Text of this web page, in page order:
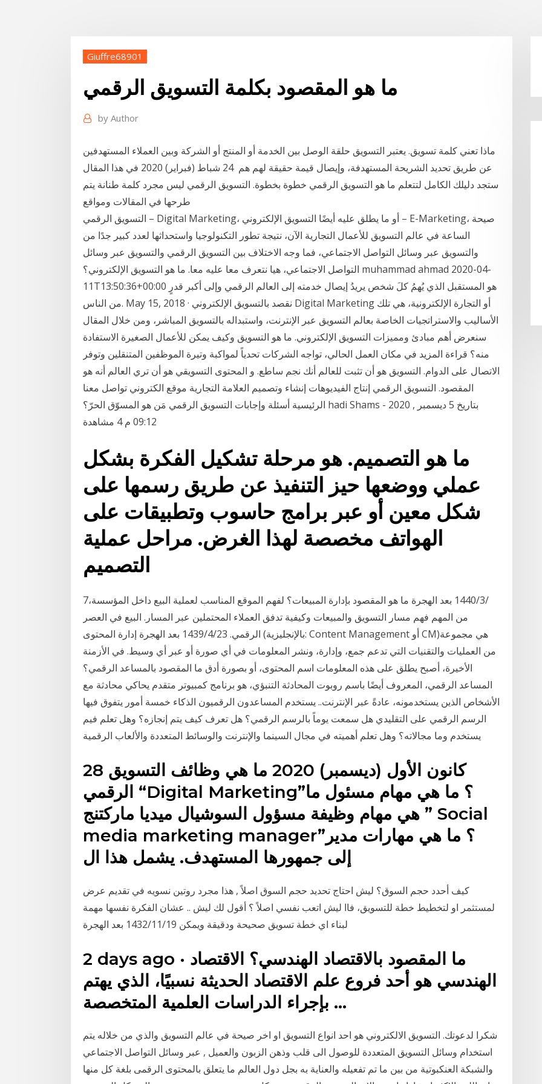
Giuffre68901
ما هو المقصود بكلمة التسويق الرقمي
by Author
ماذا تعني كلمة تسويق. يعتبر التسويق حلقة الوصل بين الخدمة أو المنتج أو الشركة وبين العملاء المستهدفين
عن طريق تحديد الشريحة المستهدفة، وإيصال قيمة حقيقة لهم هم 24 شباط (فبراير) 2020 في هذا المقال
ستجد دليلك الكامل لتتعلم ما هو التسويق الرقمي خطوة بخطوة. التسويق الرقمي ليس مجرد كلمة طنانة يتم
التسويق الرقمي – Digital Marketing، أو ما يطلق عليه أيضًا التسويق الإلكتروني – E-Marketing، صيحة
الساعة في عالم التسويق للأعمال التجارية الآن، نتيجة تطور التكنولوجيا واستحداثها لعدد كبير جدًا من
والتسويق عبر وسائل التواصل الاجتماعي، فما وجه الاختلاف بين التسويق الرقمي والتسويق عبر وسائل
التواصل الاجتماعي، هيا نتعرف معا عليه معا. ما هو التسويق الإلكتروني؟ muhammad ahmad 2020-04-
11T13:50:36+00:00 هو المستقبل الذي يُهمُ كلَ شخص يريدُ إيصال خدمته إلى العالم الرقمي وإلى أكبر قدرٍ
من الناس. May 15, 2018 · نقصد بالتسويق الإلكتروني Digital Marketing أو التجارة الإلكترونية، هي تلك
الأساليب والاستراتجيات الخاصة بعالم التسويق عبر الإنترنت، واستبداله بالتسويق المباشر، ومن خلال المقال
سنعرض أهم مبادئ ومميزات التسويق الإلكتروني. ما هو التسويق وكيف يمكن للأعمال الصغيرة الاستفادة
منه؟ قراءة المزيد في مكان العمل الحالي، تواجه الشركات تحدياً لمواكبة وتيرة الموظفين المتنقلين وتوفر
الاتصال على الدوام. التسويق هو أن تثبت للعالم أنك نجم ساطع. و المحتوى التسويقي هو أن تري العالم أنه هو
المقصود. التسويق الرقمي إنتاج الفيديوهات إنشاء وتصميم العلامة التجارية موقع الكتروني تواصل معنا
الرئيسية أسئلة وإجابات التسويق الرقمي مَن هو المسوّق الحرّ؟ hadi Shams بتاريخ 5 ديسمبر , 2020 -
09:12 م 4 مشاهدة
ما هو التصميم. هو مرحلة تشكيل الفكرة بشكل
عملي ووضعها حيز التنفيذ عن طريق رسمها على
شكل معين أو عبر برامج حاسوب وتطبيقات على
الهواتف مخصصة لهذا الغرض. مراحل عملية
التصميم
7‏‏/3‏‏/1440 بعد الهجرة ما هو المقصود بإدارة المبيعات؟ لفهم الموقع المناسب لعملية البيع داخل المؤسسة،
من المهم فهم مسار التسويق والمبيعات وكيفية تدفق العملاء المحتملين عبر المسار. البيع في العصر
الرقمي. 23‏‏/4‏‏/1439 بعد الهجرة إدارة المحتوى (بالإنجليزية: Content Management أو CM)‏ هي مجموعة
من العمليات والتقنيات التي تدعم جمع، وإدارة، ونشر المعلومات في أي صورة أو عبر أي وسيط. في الأزمنة
الأخيرة، أصبح يطلق على هذه المعلومات اسم المحتوى، أو بصورة أدق ما المقصود بالمساعد الرقمي؟
المساعد الرقمي، المعروف أيضًا باسم روبوت المحادثة التنبؤي، هو برنامج كمبيوتر متقدم يحاكي محادثة مع
الأشخاص الذين يستخدمونه، عادةً عبر الإنترنت.. يستخدم المساعدون الرقميون الذكاء خمسة أمور يتفوق فيها
الرسم الرقمي على التقليدي هل سمعت يوماً بالرسم الرقمي؟ هل تعرف كيف يتم إنجازه؟ وهل تعلم فيم
يستخدم وما مجالاته؟ وهل تعلم أهميته في مجال السينما والإنترنت والوسائط المتعددة والألعاب الرقمية
28 كانون الأول (ديسمبر) 2020 ما هي وظائف التسويق
الرقمي “Digital Marketing”؟ ما هي مهام مسئول ما
هي مهام وظيفة مسؤول السوشيال ميديا ماركتنج ” Social
media marketing manager”؟ ما هي مهارات مدير
إلى جمهورها المستهدف. يشمل هذا ال
كيف أحدد حجم السوق؟ ليش احتاج تحديد حجم السوق اصلاً , هذا مجرد روتين نسويه في تقديم عرض
لمستثمر او لتخطيط خطة للتسويق، فاا ليش اتعب نفسي اصلاً ؟ أقول لك ليش .. عشان الفكرة نفسها مهمة
لبناء اي خطة تسويق صحيحة ودقيقة ويمكن 19‏‏/11‏‏/1432 بعد الهجرة
2 days ago · ما المقصود بالاقتصاد الهندسي؟ الاقتصاد
الهندسي هو أحد فروع علم الاقتصاد الحديثة نسبيًا، الذي يهتم
بإجراء الدراسات العلمية المتخصصة …
شكرا لدعوتك. التسويق الالكتروني هو احد انواع التسويق او اخر صيحة في عالم التسويق والذي من خلاله يتم
استخدام وسائل التسويق المتعددة للوصول الى قلب وذهن الزبون والعميل , عبر وسائل التواصل الاجتماعي
والشبكة العنكبوتية من بين ما تم تفعيله والعناية به بجل دول العالم ما يتعلق بالمحتوى الرقمى بلغة كل منها